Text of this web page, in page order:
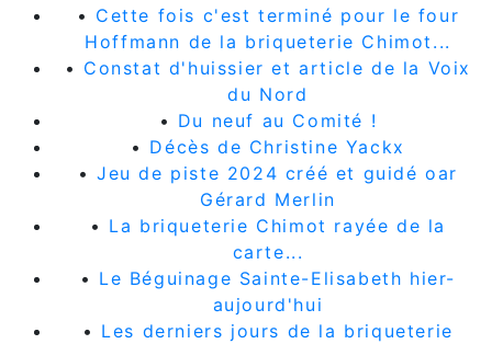
• Cette fois c'est terminé pour le four
Hoffmann de la briqueterie Chimot...
• Constat d'huissier et article de la Voix
du Nord
• Du neuf au Comité !
• Décès de Christine Yackx
•Jeu de piste 2024 créé et guidé oar
Gérard Merlin
• La briqueterie Chimot rayée de la
carte...
• Le Béguinage Sainte-Elisabeth hier-
aujourd'hui
• Les derniers jours de la briqueterie